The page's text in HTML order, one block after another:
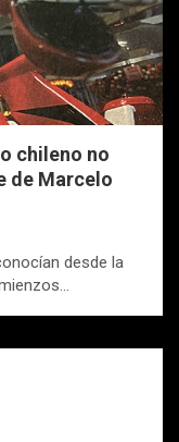
chileno no
de Marcelo
desde la